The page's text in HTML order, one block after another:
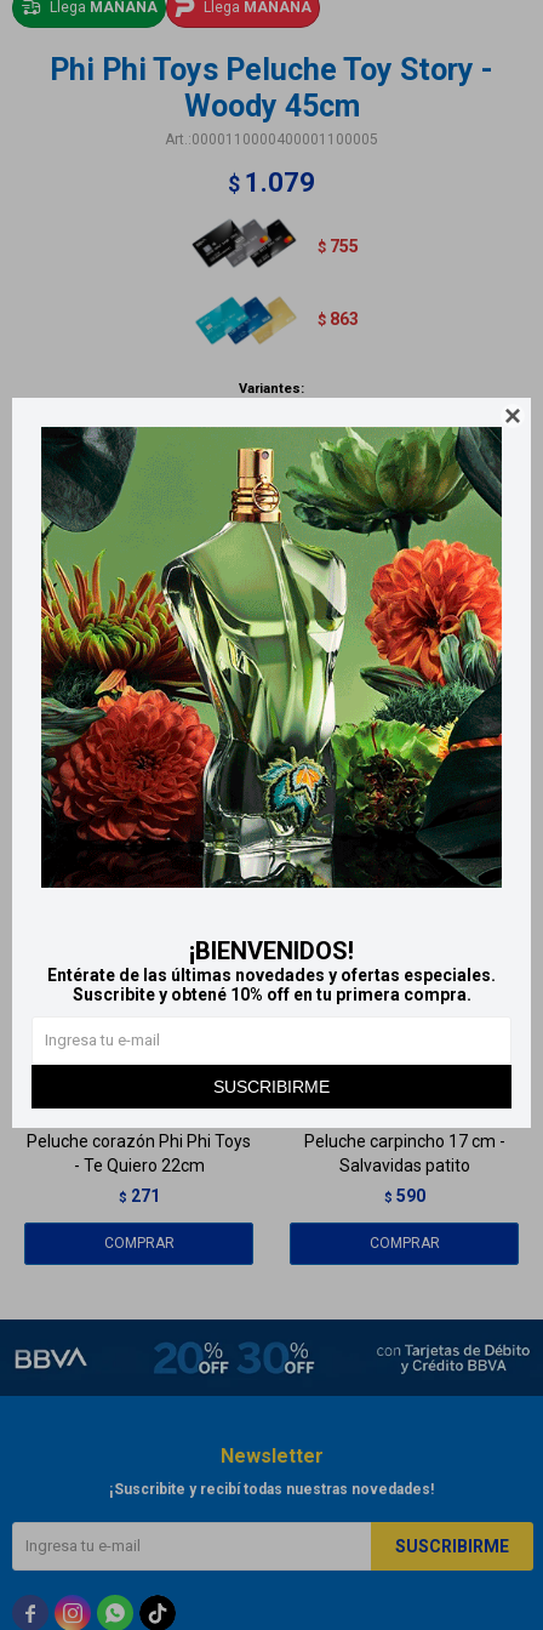

¡BIENVENIDOS!
Entérate de las últimas novedades y ofertas especiales.
Suscribite y obtené 10% off en tu primera compra.
SUSCRIBIRME
Llega MAÑANA Llega MAÑANA
Phi Phi Toys Peluche Toy Story -
Woody 45cm
0000110000400001100005
$ 1.079
$ 755
$ 863
Variantes:
Métodos y costos de envío
Retiros gratuitos en tiendas
Productos que te pueden interesar
LlegaMAÑANA
Peluche corazón Phi Phi Toys
- Te Quiero 22cm
$ 271
Peluche carpincho 17 cm -
Salvavidas patito
$ 590
Newsletter
¡Suscribite y recibí todas nuestras novedades!
SUSCRIBIRME
  